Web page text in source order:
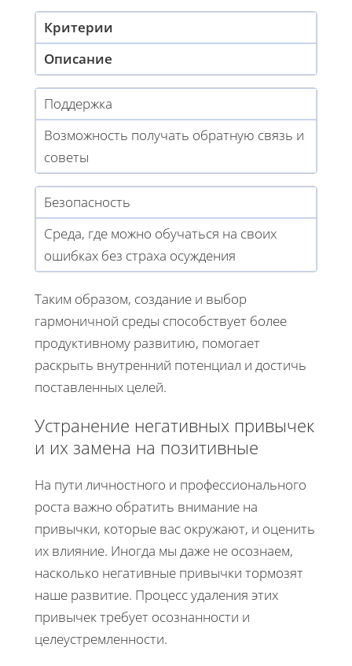
Критерии
Описание
Поддержка
Возможность получать обратную связь и
советы
Безопасность
Среда, где можно обучаться на своих
ошибках без страха осуждения
Таким образом, создание и выбор
гармоничной среды способствует более
продуктивному развитию, помогает
раскрыть внутренний потенциал и достичь
поставленных целей.
Устранение негативных привычек
и их замена на позитивные
На пути личностного и профессионального
роста важно обратить внимание на
привычки, которые вас окружают, и оценить
их влияние. Иногда мы даже не осознаем,
насколько негативные привычки тормозят
наше развитие. Процесс удаления этих
привычек требует осознанности и
целеустремленности.